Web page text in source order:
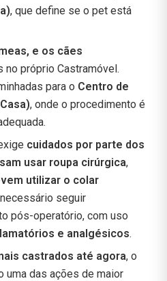
, que define se o pet está
e os cães
no próprio Castramóvel.
para o Centro de
, onde o procedimento é
cuidados por parte dos
usar roupa cirúrgica,
utilizar o colar
seguir
pós-operatório, com uso
e analgésicos.
castrados até agora, o
uma das ações de maior